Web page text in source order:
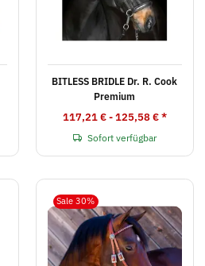
BITLESS BRIDLE Dr. R. Cook
Premium
117,21 € -125,58 €*
Sofort verfügbar
Sale 30%